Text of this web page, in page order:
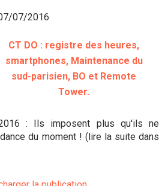
07/2016
CT DO : registre des heures,
smartphones, Maintenance du
sud-parisien, BO et Remote
Tower.
: Ils imposent plus qu'ils ne
du moment ! (lire la suite dans